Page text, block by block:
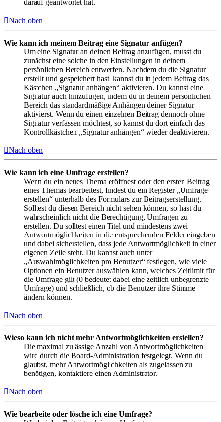
darauf geantwortet hat.
Nach oben
Wie kann ich meinem Beitrag eine Signatur anfügen?
Um eine Signatur an deinen Beitrag anzufügen, musst du
zunächst eine solche in den Einstellungen in deinem
persönlichen Bereich entwerfen. Nachdem du die Signatur
erstellt und gespeichert hast, kannst du in jedem Beitrag das
Kästchen „Signatur anhängen“ aktivieren. Du kannst eine
Signatur auch hinzufügen, indem du in deinem persönlichen
Bereich das standardmäßige Anhängen deiner Signatur
aktivierst. Wenn du einen einzelnen Beitrag dennoch ohne
Signatur verfassen möchtest, so kannst du dort einfach das
Kontrollkästchen „Signatur anhängen“ wieder deaktivieren.
Nach oben
Wie kann ich eine Umfrage erstellen?
Wenn du ein neues Thema eröffnest oder den ersten Beitrag
eines Themas bearbeitest, findest du ein Register „Umfrage
erstellen“ unterhalb des Formulars zur Beitragserstellung.
Solltest du diesen Bereich nicht sehen können, so hast du
wahrscheinlich nicht die Berechtigung, Umfragen zu
erstellen. Du solltest einen Titel und mindestens zwei
Antwortmöglichkeiten in die entsprechenden Felder eingeben
und dabei sicherstellen, dass jede Antwortmöglichkeit in einer
eigenen Zeile steht. Du kannst auch unter
„Auswahlmöglichkeiten pro Benutzer“ festlegen, wie viele
Optionen ein Benutzer auswählen kann, welches Zeitlimit für
die Umfrage gilt (0 bedeutet dabei eine zeitlich unbegrenzte
Umfrage) und schließlich, ob die Benutzer ihre Stimme
ändern können.
Nach oben
Wieso kann ich nicht mehr Antwortmöglichkeiten erstellen?
Die maximal zulässige Anzahl von Antwortmöglichkeiten
wird durch die Board-Administration festgelegt. Wenn du
glaubst, mehr Antwortmöglichkeiten als zugelassen zu
benötigen, kontaktiere einen Administrator.
Nach oben
Wie bearbeite oder lösche ich eine Umfrage?